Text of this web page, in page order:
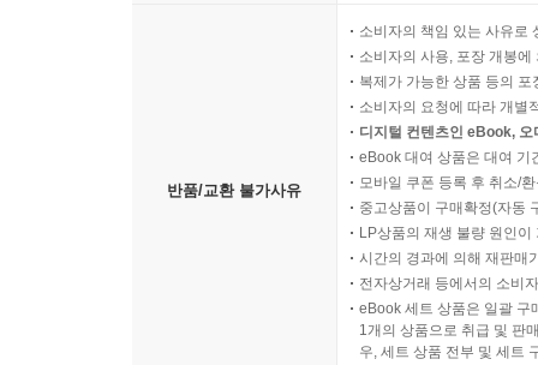
반품/교환 불가사유
소비자의 책임 있는 사유로
소비자의 사용, 포장 개봉
복제가 가능한 상품 등의
소비자의 요청에 따라 개별
디지털 컨텐츠인 eBook,
eBook 대여 상품은 대여 기
모바일 쿠폰 등록 후 취소/
중고상품이 구매확정(자동
LP상품의 재생 불량 원인
시간의 경과에 의해 재판매
전자상거래 등에서의 소비
eBook 세트 상품은 일괄 구
1개의 상품으로 취급 및 판
우, 세트 상품 전부 및 세트